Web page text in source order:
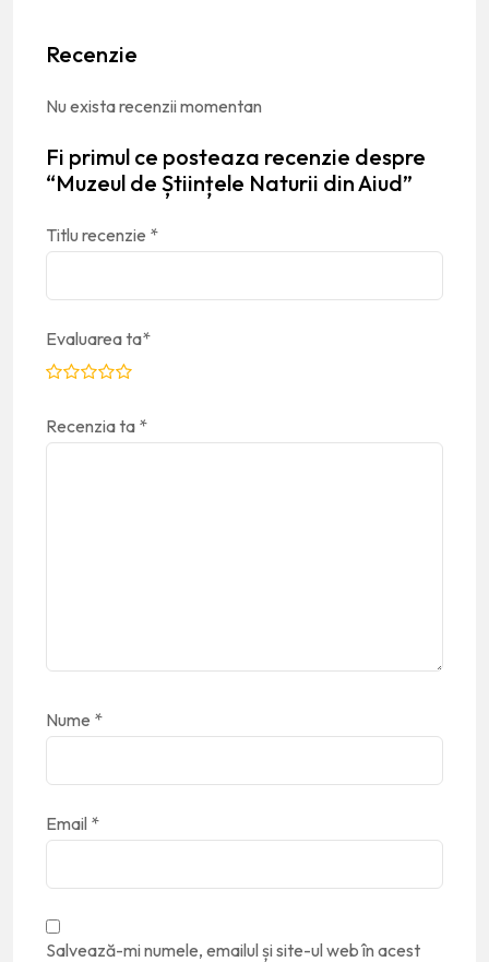
Recenzie
Nu exista recenzii momentan
Fi primul ce posteaza recenzie despre
“Muzeul de Științele Naturii din Aiud”
Titlu recenzie *
Evaluarea ta*
Recenzia ta *
Nume *
Email *
Salvează-mi numele, emailul și site-ul web în acest